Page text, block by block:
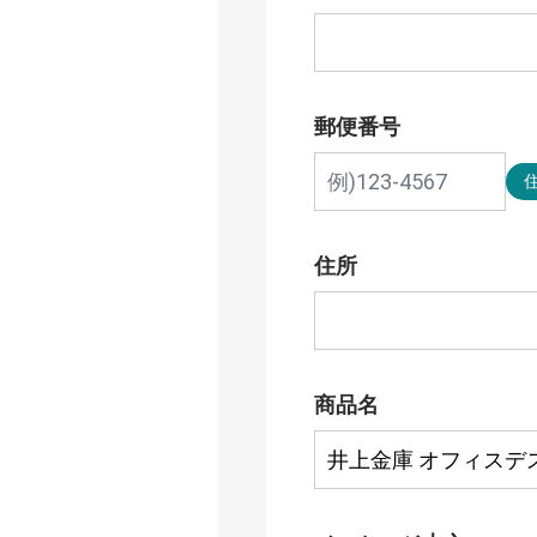
郵便番号
住所
商品名